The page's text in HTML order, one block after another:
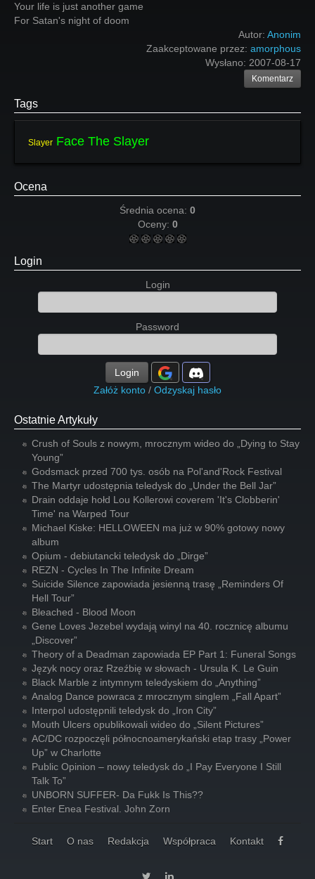
Your life is just another game
For Satan's night of doom
Autor: Anonim
Zaakceptowane przez: amorphous
Wysłano: 2007-08-17
Komentarz
Tags
Slayer Face The Slayer
Ocena
Średnia ocena: 0
Oceny: 0
Login
Login
Password
Login
Załóż konto / Odzyskaj hasło
Ostatnie Artykuły
Crush of Souls z nowym, mrocznym wideo do „Dying to Stay
Young”
Godsmack przed 700 tys. osób na Pol'and'Rock Festival
The Martyr udostępnia teledysk do „Under the Bell Jar”
Drain oddaje hołd Lou Kollerowi coverem 'It's Clobberin'
Time' na Warped Tour
Michael Kiske: HELLOWEEN ma już w 90% gotowy nowy
album
Opium - debiutancki teledysk do „Dirge”
REZN - Cycles In The Infinite Dream
Suicide Silence zapowiada jesienną trasę „Reminders Of
Hell Tour”
Bleached - Blood Moon
Gene Loves Jezebel wydają winyl na 40. rocznicę albumu
„Discover”
Theory of a Deadman zapowiada EP Part 1: Funeral Songs
Język nocy oraz Rzeźbię w słowach - Ursula K. Le Guin
Black Marble z intymnym teledyskiem do „Anything”
Analog Dance powraca z mrocznym singlem „Fall Apart”
Interpol udostępnili teledysk do „Iron City”
Mouth Ulcers opublikowali wideo do „Silent Pictures”
AC/DC rozpoczęli północnoamerykański etap trasy „Power
Up” w Charlotte
Public Opinion – nowy teledysk do „I Pay Everyone I Still
Talk To”
UNBORN SUFFER- Da Fukk Is This??
Enter Enea Festival. John Zorn
Start O nas Redakcja Współpraca Kontakt